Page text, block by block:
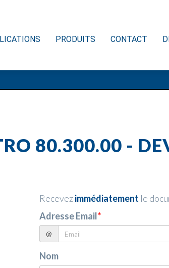
PRODUITS CONTACT
80.300.00 -
Recevezimmédiatement le
Adresse Email*
@
Nom